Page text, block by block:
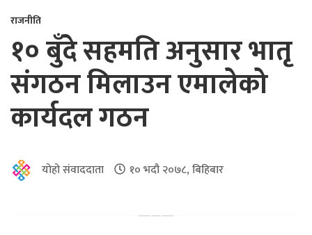
राजनीति
१० बुँदे सहमति अनुसार भातृ
संगठन मिलाउन एमालेको
कार्यदल गठन
योहो संवाददाता १० भदौ २०७८, बिहिबार